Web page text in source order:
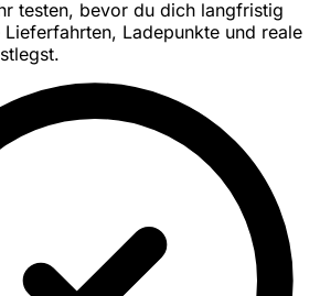
testen, bevor du dich langfristig
Ladepunkte und reale